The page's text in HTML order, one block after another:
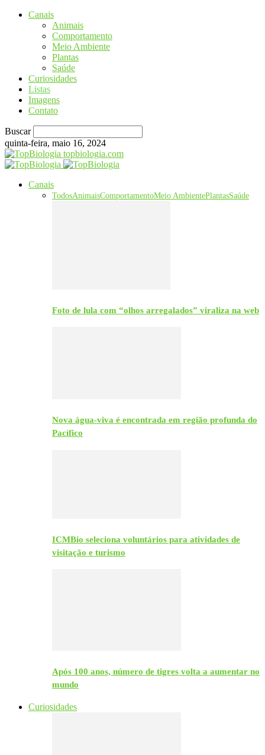
Canais
Animais
Comportamento
Meio Ambiente
Plantas
Saúde
Curiosidades
Listas
Imagens
Contato
Buscar
quinta-feira, maio 16, 2024
topbiologia.com
Canais
TodosAnimaisComportamentoMeio AmbientePlantasSaúde
Foto de lula com “olhos arregalados” viraliza na web
Nova água-viva é encontrada em região profunda do
Pacífico
ICMBio seleciona voluntários para atividades de
visitação e turismo
Após 100 anos, número de tigres volta a aumentar no
mundo
Curiosidades